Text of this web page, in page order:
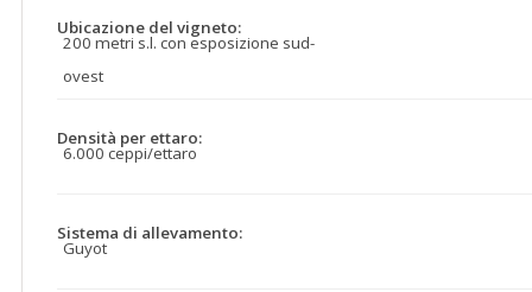
Ubicazione del vigneto:
200 metri s.l. con esposizione sud-
ovest
Densità per ettaro:
6.000 ceppi/ettaro
Sistema di allevamento:
Guyot